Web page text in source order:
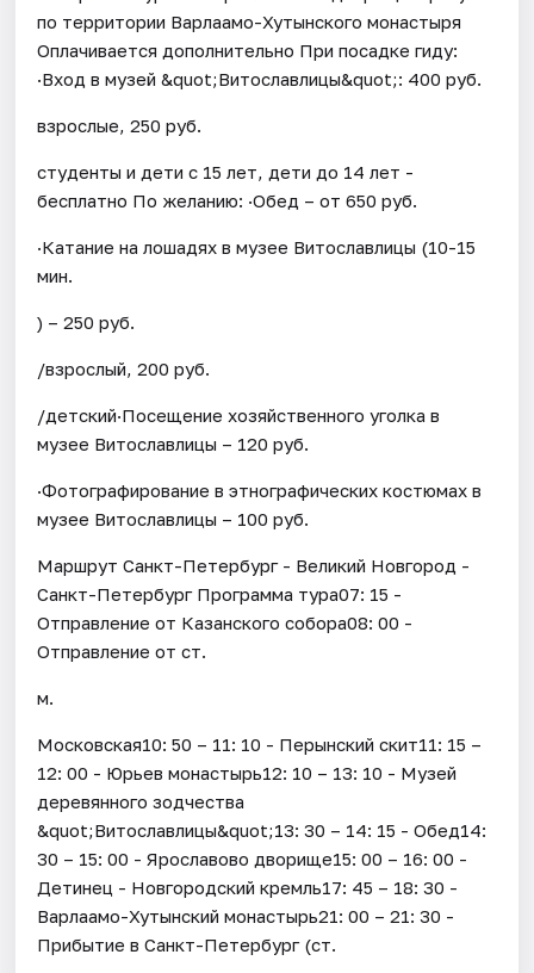
по территории Варлаамо-Хутынского монастыря
Оплачивается дополнительно При посадке гиду:
·Вход в музей &quot;Витославлицы&quot;: 400 руб.
взрослые, 250 руб.
студенты и дети с 15 лет, дети до 14 лет -
бесплатно По желанию: ·Обед – от 650 руб.
·Катание на лошадях в музее Витославлицы (10-15
мин.
) – 250 руб.
/взрослый, 200 руб.
/детский·Посещение хозяйственного уголка в
музее Витославлицы – 120 руб.
·Фотографирование в этнографических костюмах в
музее Витославлицы – 100 руб.
Маршрут Санкт-Петербург - Великий Новгород -
Санкт-Петербург Программа тура07: 15 -
Отправление от Казанского собора08: 00 -
Отправление от ст.
м.
Московская10: 50 – 11: 10 - Перынский скит11: 15 –
12: 00 - Юрьев монастырь12: 10 – 13: 10 - Музей
деревянного зодчества
&quot;Витославлицы&quot;13: 30 – 14: 15 - Обед14:
30 – 15: 00 - Ярославово дворище15: 00 – 16: 00 -
Детинец - Новгородский кремль17: 45 – 18: 30 -
Варлаамо-Хутынский монастырь21: 00 – 21: 30 -
Прибытие в Санкт-Петербург (ст.